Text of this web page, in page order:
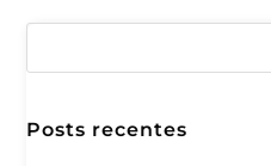
Posts recentes